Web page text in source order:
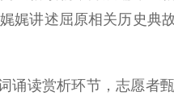
娓讲述屈原相关历史典
赏析环节，志愿者